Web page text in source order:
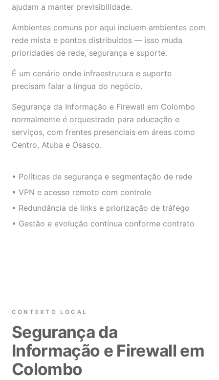
ajudam a manter previsibilidade.
Ambientes comuns por aqui incluem ambientes com
rede mista e pontos distribuídos — isso muda
prioridades de rede, segurança e suporte.
É um cenário onde infraestrutura e suporte
precisam falar a língua do negócio.
Segurança da Informação e Firewall em Colombo
normalmente é orquestrado para educação e
serviços, com frentes presenciais em áreas como
Centro, Atuba e Osasco.
• Políticas de segurança e segmentação de rede
• VPN e acesso remoto com controle
• Redundância de links e priorização de tráfego
• Gestão e evolução contínua conforme contrato
CONTEXTO LOCAL
Segurança da
Informação e Firewall em
Colombo